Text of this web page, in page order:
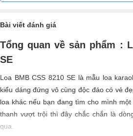
Bài viết đánh giá
Tổng quan về sản phẩm :
SE
Loa BMB CSS 8210 SE là mẫu loa
kiểu dáng đứng vô cùng độc đáo có vẻ
loa khác nếu bạn đang tìm cho mình
thanh vượt trội thì đây chắc chắn là
qua.